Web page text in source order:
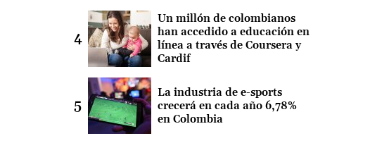
Un millón de colombianos
han accedido a educación en
línea a través de Coursera y
Cardif
La industria de e-sports
crecerá en cada año 6,78%
en Colombia